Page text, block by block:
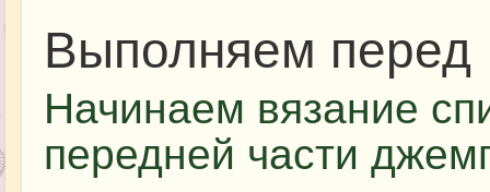
Выполняем перед
Начинаем вязание
передней части